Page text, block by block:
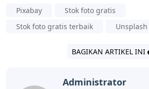
Pixabay
Stok foto gratis
Stok foto gratis terbaik
Unsplash
BAGIKAN ARTIKEL INI
Administrator